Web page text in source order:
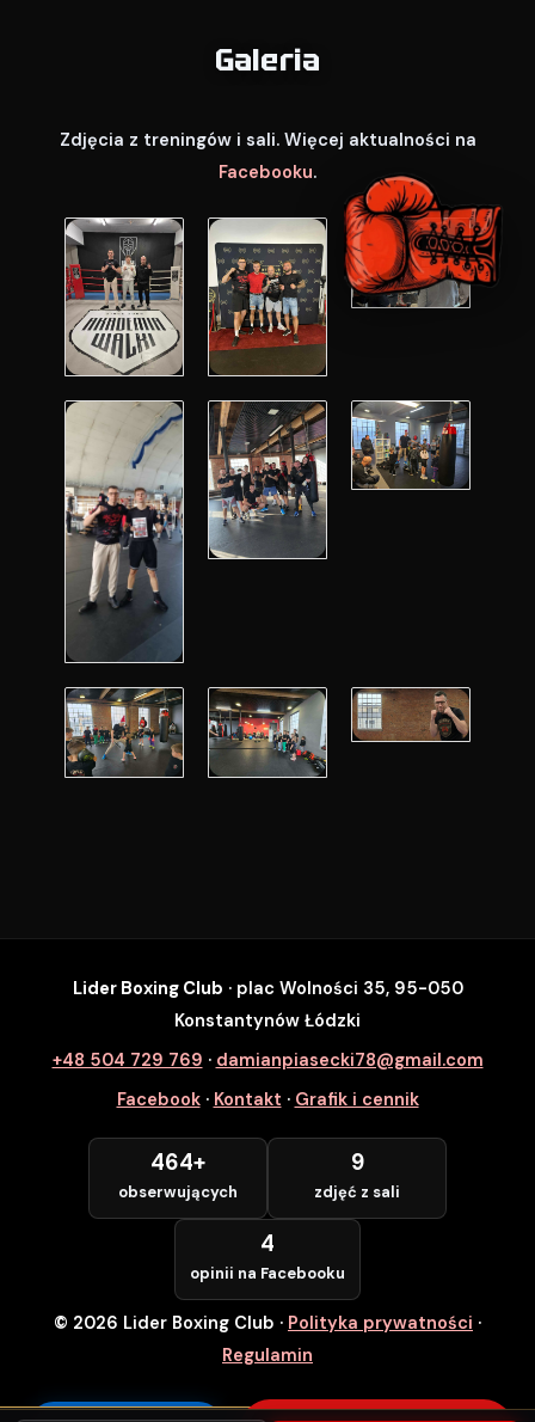
Galeria
Zdjęcia z treningów i sali. Więcej aktualności na
Facebooku.
SZYBKI ZAPIS
Zapisz się na wybrane zajęcia
Numer Telefonu *
POTWIERDZAM — WCHODZĘ ZA
DARMO
Lider Boxing Club · plac Wolności 35, 95-050
Konstantynów Łódzki
+48 504 729 769 · damianpiasecki78@gmail.com
Facebook· Kontakt · Grafik i cennik
464+
obserwujących
9
zdjęć z sali
4
opinii na Facebooku
© 2026 Lider Boxing Club · Polityka prywatności ·
Regulamin